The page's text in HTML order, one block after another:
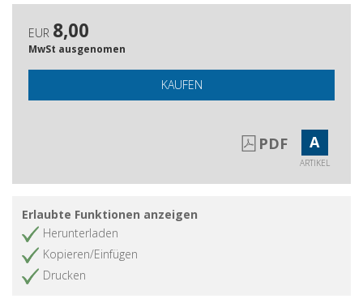
EUR 8,00
MwSt ausgenomen
KAUFEN
PDF A
ARTIKEL
Erlaubte Funktionen anzeigen
Herunterladen
Kopieren/Einfügen
Drucken